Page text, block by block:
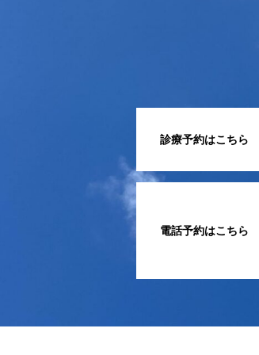
診療予約はこちら
電話予約はこちら